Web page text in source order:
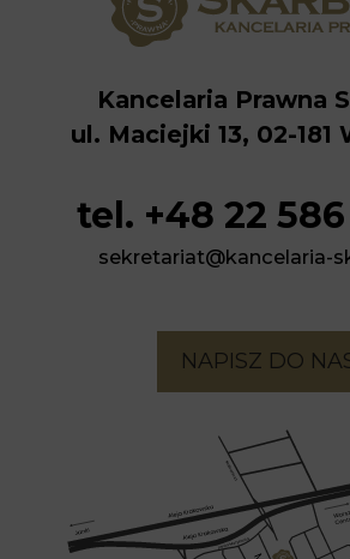
Kancelaria Prawna
ul. Maciejki 13, 02-181
tel. +48 22
sekretariat@kancelaria-
NAPISZ DO